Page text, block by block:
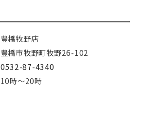
豊橋牧野店
豊橋市牧野町牧野26-102
0532-87-4340
10時～20時